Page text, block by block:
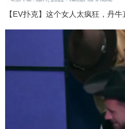
【EV扑克】这个女人太疯狂，丹